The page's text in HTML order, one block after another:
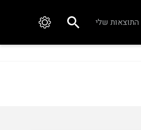
התוצאות שלי